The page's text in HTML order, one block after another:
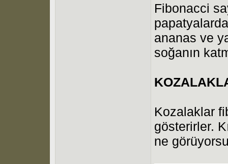
Fibonacci
ananas ve
soğanın
Kozalaklar
gösterirler.
ne